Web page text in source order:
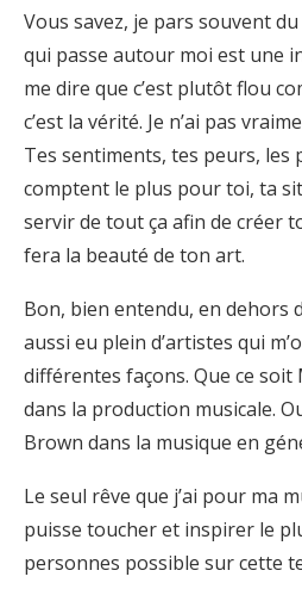
Vous savez, je pars souvent
qui passe autour moi est une
me dire que c’est plutôt flou
c’est la vérité. Je n’ai pas
Tes sentiments, tes peurs, les
comptent le plus pour toi, ta
servir de tout ça afin de créer
fera la beauté de ton art.
Bon, bien entendu, en dehors
aussi eu plein d’artistes qui
différentes façons. Que ce
dans la production musicale.
Brown dans la musique en
Le seul rêve que j’ai pour ma
puisse toucher et inspirer le
personnes possible sur cette